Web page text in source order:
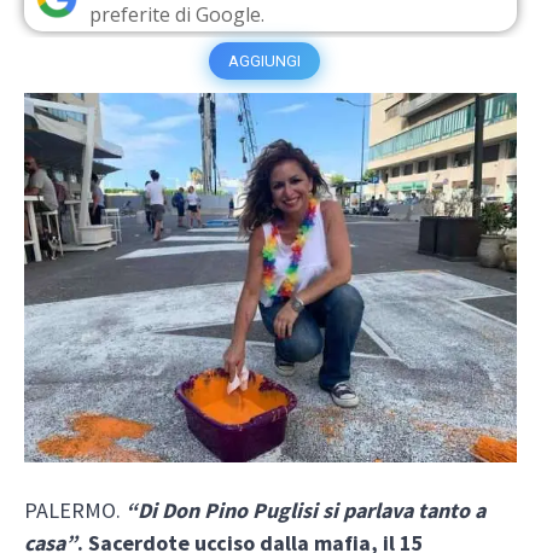
preferite di Google.
AGGIUNGI
PALERMO. “Di Don Pino Puglisi si parlava tanto a
casa”. Sacerdote ucciso dalla mafia, il 15